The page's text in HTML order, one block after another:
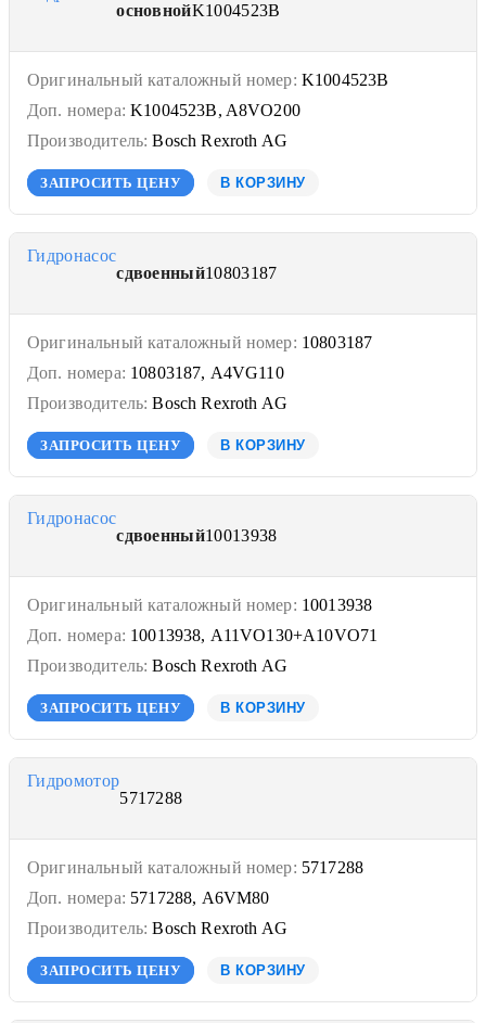
основнойK1004523B
Оригинальный каталожный номер: K1004523B
Доп. номера: K1004523B, A8VO200
Производитель: Bosch Rexroth AG
ЗАПРОСИТЬ ЦЕНУ В КОРЗИНУ
Гидронасос
сдвоенный10803187
Оригинальный каталожный номер: 10803187
Доп. номера: 10803187, A4VG110
Производитель: Bosch Rexroth AG
ЗАПРОСИТЬ ЦЕНУ В КОРЗИНУ
Гидронасос
сдвоенный10013938
Оригинальный каталожный номер: 10013938
Доп. номера: 10013938, A11VO130+A10VO71
Производитель: Bosch Rexroth AG
ЗАПРОСИТЬ ЦЕНУ В КОРЗИНУ
Гидромотор
5717288
Оригинальный каталожный номер: 5717288
Доп. номера: 5717288, A6VM80
Производитель: Bosch Rexroth AG
ЗАПРОСИТЬ ЦЕНУ В КОРЗИНУ